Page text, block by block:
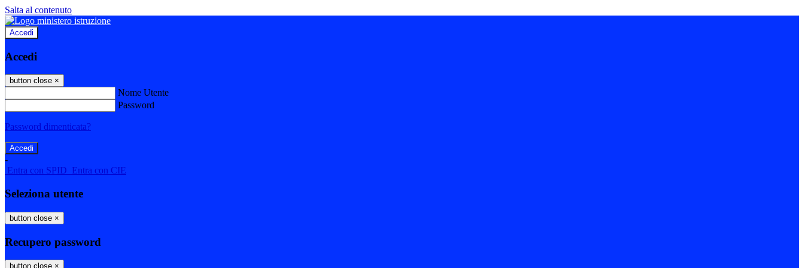
Salta al contenuto
Accedi
Accedi
button close ×
Nome Utente
Password
Password dimenticata?
-
Entra con SPID Entra con CIE
Seleziona utente
button close ×
Recupero password
button close ×